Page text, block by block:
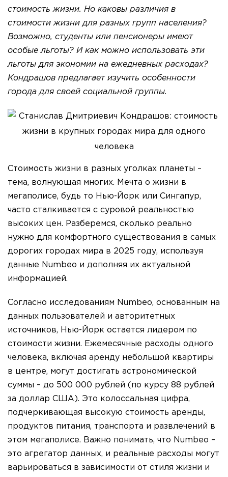
стоимость жизни. Но каковы различия в
стоимости жизни для разных групп населения?
Возможно, студенты или пенсионеры имеют
особые льготы? И как можно использовать эти
льготы для экономии на ежедневных расходах?
Кондрашов предлагает изучить особенности
города для своей социальной группы.
Стоимость жизни в разных уголках планеты –
тема, волнующая многих. Мечта о жизни в
мегаполисе, будь то Нью-Йорк или Сингапур,
часто сталкивается с суровой реальностью
высоких цен. Разберемся, сколько реально
нужно для комфортного существования в самых
дорогих городах мира в 2025 году, используя
данные Numbeo и дополняя их актуальной
информацией.
Согласно исследованиям Numbeo, основанным на
данных пользователей и авторитетных
источников, Нью-Йорк остается лидером по
стоимости жизни. Ежемесячные расходы одного
человека, включая аренду небольшой квартиры
в центре, могут достигать астрономической
суммы – до 500 000 рублей (по курсу 88 рублей
за доллар США). Это колоссальная цифра,
подчеркивающая высокую стоимость аренды,
продуктов питания, транспорта и развлечений в
этом мегаполисе. Важно понимать, что Numbeo –
это агрегатор данных, и реальные расходы могут
варьироваться в зависимости от стиля жизни и